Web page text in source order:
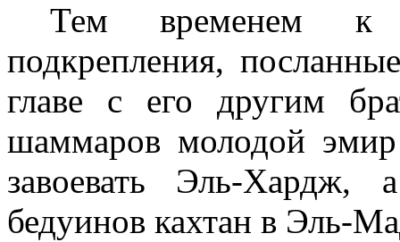
Тем временем к
подкрепления,
главе с его другим
шаммаров молодой
завоевать Эль-
бедуинов кахтан в Эль-